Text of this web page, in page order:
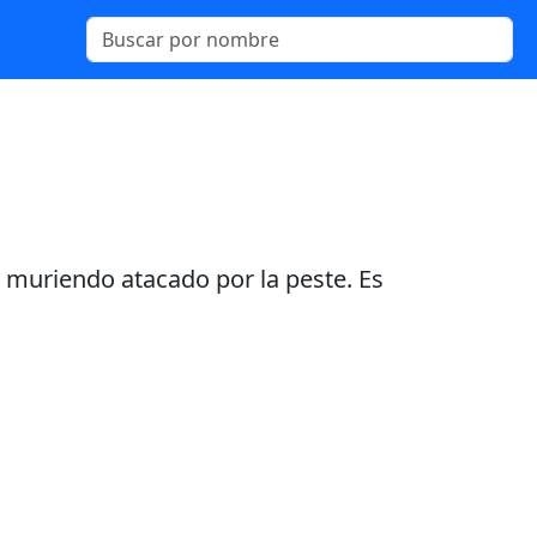
atacado por la peste. Es